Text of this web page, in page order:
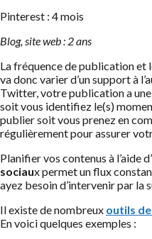
Pinterest : 4 mois
Blog, site web : 2 ans
La fréquence de publication
va donc varier d’un support à
Twitter, votre publication a
soit vous identifiez le(s)
publier soit vous prenez en
régulièrement pour assurer
Planifier vos contenus à l’aide
sociaux permet un flux
ayez besoin d’intervenir par la
Il existe de nombreux outils
En voici quelques exemples :